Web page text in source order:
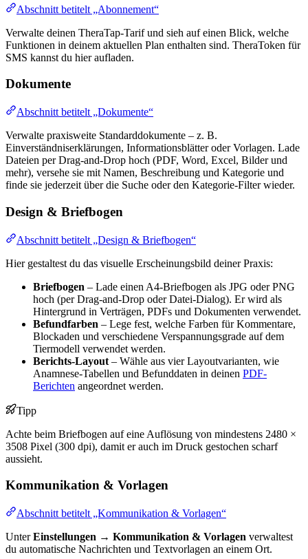
Abschnitt betitelt „Abonnement“
Verwalte deinen TheraTap-Tarif und sieh auf einen Blick, welche
Funktionen in deinem aktuellen Plan enthalten sind. TheraToken für
SMS kannst du hier aufladen.
Dokumente
Abschnitt betitelt „Dokumente“
Verwalte praxisweite Standarddokumente – z. B.
Einverständniserklärungen, Informationsblätter oder Vorlagen. Lade
Dateien per Drag-and-Drop hoch (PDF, Word, Excel, Bilder und
mehr), versehe sie mit Namen, Beschreibung und Kategorie und
finde sie jederzeit über die Suche oder den Kategorie-Filter wieder.
Design & Briefbogen
Abschnitt betitelt „Design & Briefbogen“
Hier gestaltest du das visuelle Erscheinungsbild deiner Praxis:
Briefbogen – Lade einen A4-Briefbogen als JPG oder PNG
hoch (per Drag-and-Drop oder Datei-Dialog). Er wird als
Hintergrund in Verträgen, PDFs und Dokumenten verwendet.
Befundfarben – Lege fest, welche Farben für Kommentare,
Blockaden und verschiedene Verspannungsgrade auf dem
Tiermodell verwendet werden.
Berichts-Layout – Wähle aus vier Layoutvarianten, wie
Anamnese-Tabellen und Befunddaten in deinen PDF-
Berichten angeordnet werden.
Tipp
Achte beim Briefbogen auf eine Auflösung von mindestens 2480 ×
3508 Pixel (300 dpi), damit er auch im Druck gestochen scharf
aussieht.
Kommunikation & Vorlagen
Abschnitt betitelt „Kommunikation & Vorlagen“
UnterEinstellungen → Kommunikation & Vorlagen verwaltest
du automatische Nachrichten und Textvorlagen an einem Ort.